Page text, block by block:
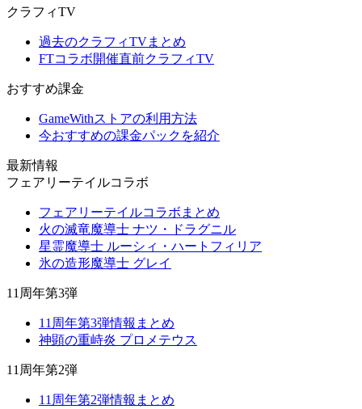
クラフィTV
過去のクラフィTVまとめ
FTコラボ開催直前クラフィTV
おすすめ課金
GameWithストアの利用方法
今おすすめの課金パックを紹介
最新情報
フェアリーテイルコラボ
フェアリーテイルコラボまとめ
火の滅竜魔導士 ナツ・ドラグニル
星霊魔導士 ルーシィ・ハートフィリア
氷の造形魔導士 グレイ
11周年第3弾
11周年第3弾情報まとめ
神顕の重峙炎 プロメテウス
11周年第2弾
11周年第2弾情報まとめ